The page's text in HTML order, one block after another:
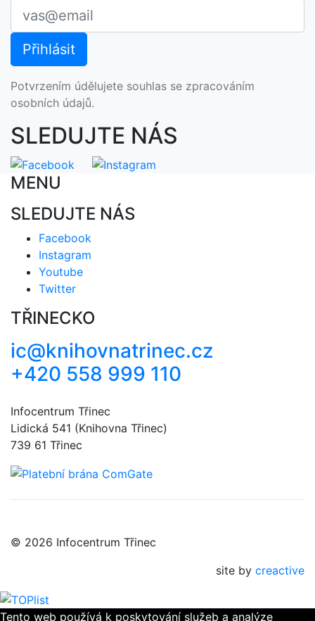
Potvrzením údělujete souhlas se zpracováním
osobních údajů.
SLEDUJTE NÁS
MENU
SLEDUJTE NÁS
Facebook
Instagram
Youtube
Twitter
TŘINECKO
ic@knihovnatrinec.cz
+420 558 999 110
Infocentrum Třinec
Lidická 541 (Knihovna Třinec)
739 61 Třinec
© 2026 Infocentrum Třinec
site by creactive
Tento web používá k poskytování služeb a analýze